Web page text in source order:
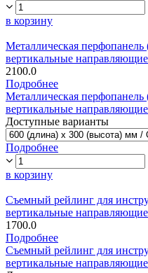
в корзину
Металлическая перфопанель
вертикальные
2100.0
Подробнее
Металлическая перфопанель
вертикальные
Доступные варианты
Подробнее
в корзину
Съемный рейлинг для
вертикальные
1700.0
Подробнее
Съемный рейлинг для
вертикальные